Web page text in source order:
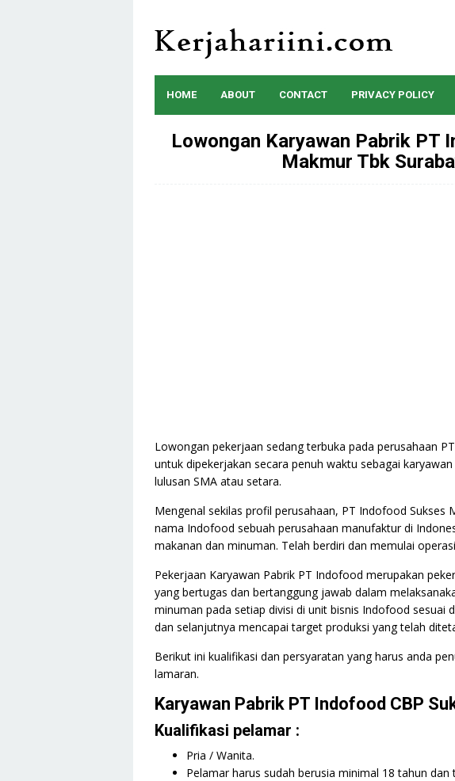
content
HOME ABOUT CONTACT PRIVACY POLICY
Lowongan Karyawan Pabrik PT
Makmur Tbk
Lowongan pekerjaan sedang terbuka pada perusahaan
untuk dipekerjakan secara penuh waktu sebagai
lulusan SMA atau setara.
Mengenal sekilas profil perusahaan, PT Indofood Sukses
nama Indofood sebuah perusahaan manufaktur di
makanan dan minuman. Telah berdiri dan memulai
Pekerjaan Karyawan Pabrik PT Indofood merupakan
yang bertugas dan bertanggung jawab dalam
minuman pada setiap divisi di unit bisnis Indofood sesuai
dan selanjutnya mencapai target produksi yang telah
Berikut ini kualifikasi dan persyaratan yang harus anda
lamaran.
Karyawan Pabrik PT Indofood CBP
Kualifikasi pelamar :
Pria / Wanita.
Pelamar harus sudah berusia minimal 18 tahun dan